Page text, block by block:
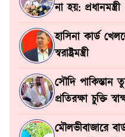
না হয়: প্রধানমন্ত্রী
হাসিনা কার্ড
স্বরাষ্ট্রমন্ত্রী
সৌদি পাকিস্তান
প্রতিরক্ষা চুক্তি
মৌলভীবাজারে